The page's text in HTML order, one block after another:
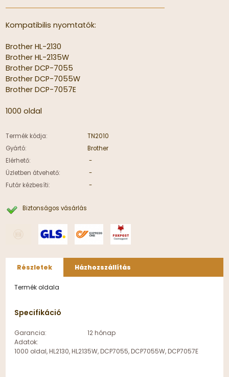
Kompatibilis nyomtatók:
Brother HL-2130
Brother HL-2135W
Brother DCP-7055
Brother DCP-7055W
Brother DCP-7057E
1000 oldal
Termék kódja:
TN2010
Gyártó:
Brother
Elérhető:
-
Üzletben átvehető:
-
Futár kézbesíti:
-
Biztonságos vásárlás
Részletek Házhozszállítás
Termék oldala
Specifikáció
Garancia:
12 hónap
Adatok:
1000 oldal, HL2130, HL2135W, DCP7055, DCP7055W, DCP7057E